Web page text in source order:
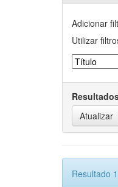
Adicionar
Utilizar
Resultado